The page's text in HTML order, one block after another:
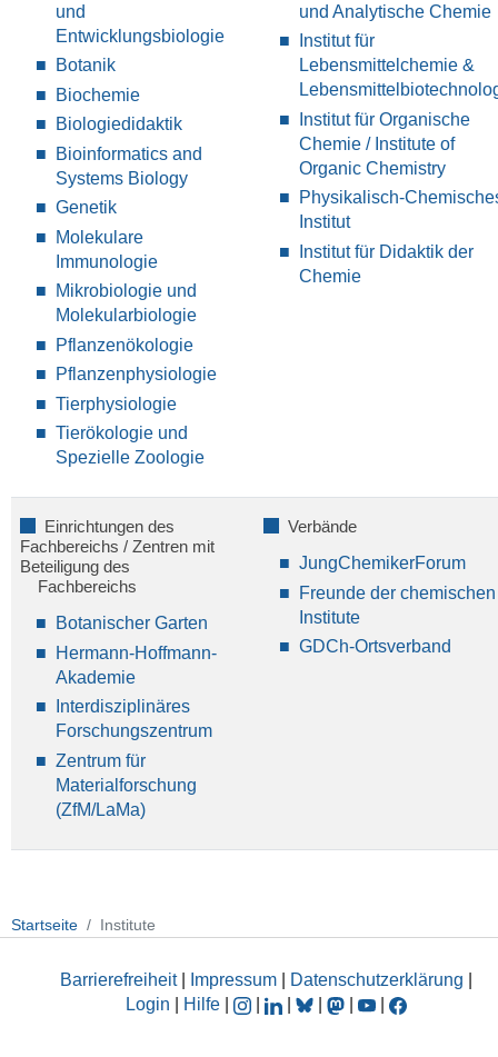
und
Entwicklungsbiologie
Botanik
Biochemie
Biologiedidaktik
Bioinformatics and
Systems Biology
Genetik
Molekulare
Immunologie
Mikrobiologie und
Molekularbiologie
Pflanzenökologie
Pflanzenphysiologie
Tierphysiologie
Tierökologie und
Spezielle Zoologie
und Analytische Chemie
Institut für
Lebensmittelchemie &
Institut für Organische
Chemie / Institute of
Organic Chemistry
Physikalisch-
Institut
Institut für Didaktik der
Chemie
Einrichtungen des
Fachbereichs / Zentren mit
Beteiligung des
Fachbereichs
Botanischer Garten
Hermann-Hoffmann-
Akademie
Interdisziplinäres
Forschungszentrum
Zentrum für
Materialforschung
(ZfM/LaMa)
Verbände
JungChemikerForum
Freunde der chemischen
Institute
GDCh-Ortsverband
Startseite Institute
Barrierefreiheit| Impressum Datenschutzerklärung
Login
Hilfe